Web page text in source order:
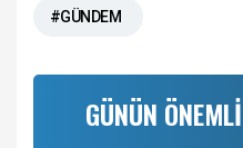
#GÜNDEM
GÜNÜN